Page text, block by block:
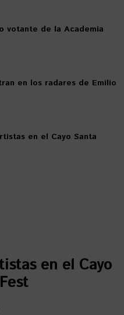
votante de la Academia
en los radares de Emilio
en el Cayo Santa
en el Cayo